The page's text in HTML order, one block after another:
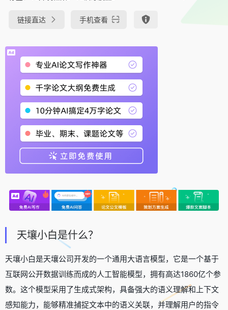
链接直达 手机查看
天壤小白是什么？
天壤小白是天壤公司开发的一个通用大语言模型，它是一个基于
互联网公开数据训练而成的人工智能模型，拥有高达1860亿个参
数。这个模型采用了生成式架构，具备强大的语义理解和上下文
感知能力，能够精准捕捉文本中的语义关联，并理解用户的指令